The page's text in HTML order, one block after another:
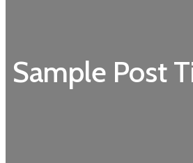
Sample Post